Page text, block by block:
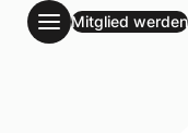
Traumkleid?
Mitglied werden